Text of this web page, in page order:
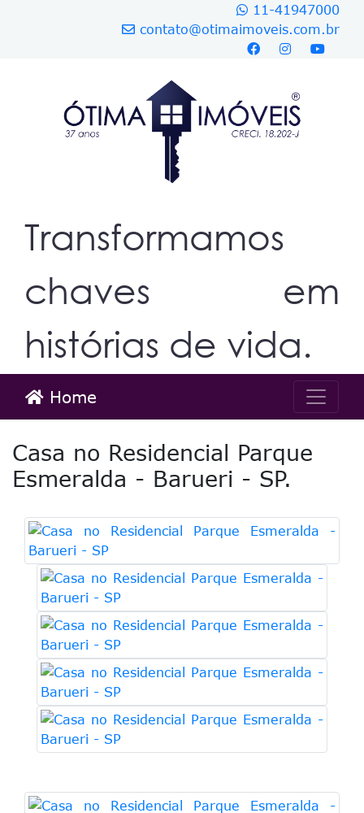
11-41947000
contato@otimaimoveis.com.br
Transformamos
chaves em
histórias de vida.
Home
Casa no Residencial Parque
Esmeralda - Barueri - SP.